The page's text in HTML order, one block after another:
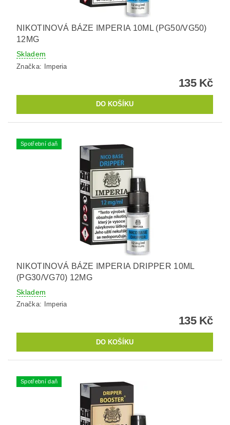
NIKOTINOVÁ BÁZE IMPERIA 10ML (PG50/VG50)
12MG
Skladem
Značka: Imperia
135 Kč
Spotřební daň
NIKOTINOVÁ BÁZE IMPERIA DRIPPER 10ML
(PG30/VG70) 12MG
Skladem
Značka: Imperia
135 Kč
Spotřební daň